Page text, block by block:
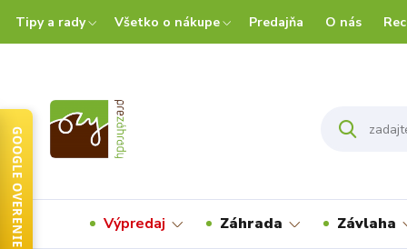
Tipy a rady Všetko o nákupe Predajňa O nás
Výpredaj Záhrada Závlaha
GOOGLE OVERENIE